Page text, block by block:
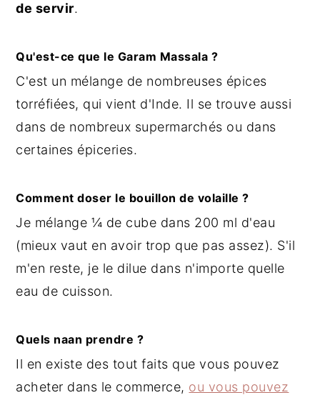
de servir.
Qu'est-ce que le Garam Massala ?
C'est un mélange de nombreuses épices
torréfiées, qui vient d'Inde. Il se trouve aussi
dans de nombreux supermarchés ou dans
certaines épiceries.
Comment doser le bouillon de volaille ?
Je mélange ¼ de cube dans 200 ml d'eau
(mieux vaut en avoir trop que pas assez). S'il
m'en reste, je le dilue dans n'importe quelle
eau de cuisson.
Quels naan prendre ?
Il en existe des tout faits que vous pouvez
acheter dans le commerce, ou vous pouvez